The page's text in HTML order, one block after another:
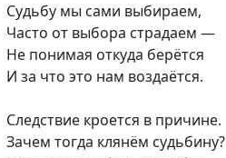
Судьбу мы сами выбираем,
Часто от выбора страдаем —
Не понимая откуда берётся
И за что это нам воздаётся.
Следствие кроется в причине.
Зачем тогда клянём судьбину?